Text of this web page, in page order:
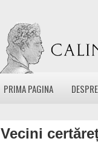
PRIMA PAGINA
Vecini